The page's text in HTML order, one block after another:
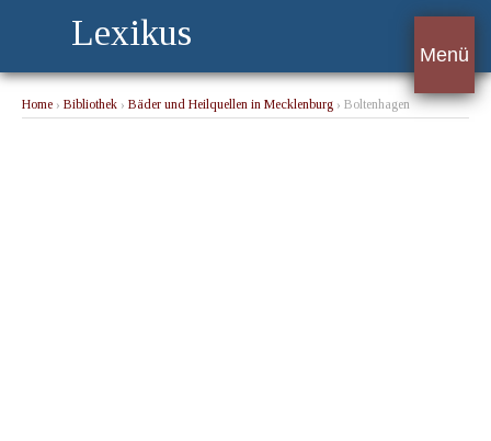
Lexikus
Menü
Home › Bibliothek › Bäder und Heilquellen in Mecklenburg › Boltenhagen